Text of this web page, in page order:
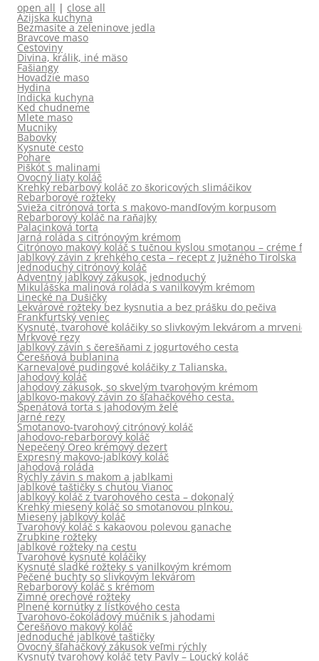
open all | close all
Azijska kuchyna
Bezmasite a zeleninove jedla
Bravcove maso
Cestoviny
Divina, králik, iné mäso
Fašiangy
Hovadzie maso
Hydina
Indicka kuchyna
Ked chudneme
Mlete maso
Mucniky
Babovky
Kysnute cesto
Pohare
Piškót s malinami
Ovocný liaty koláč
Krehký rebarbový koláč zo škoricových slimáčikov
Rebarborové rožteky
Svieža citrónová torta s makovo-mandľovým korpusom
Rebarborový koláč na raňajky
Palacinková torta
Jarná roláda s citrónovým krémom
Citrónovo makový koláč s tučnou kyslou smotanou – créme
Jablkový závin z krehkého cesta – recept z Južného Tirolska
Jednoduchý citrónový koláč
Adventný jablkový zákusok, jednoduchý
Mikulášska malinová roláda s vanilkovým krémom
Linecké na Dušičky
Lekvárové rožteky bez kysnutia a bez prášku do pečiva
Frankfurtský veniec
Kysnuté, tvarohové koláčiky so slivkovým lekvárom a
Mrkvové rezy
Jablkový závin s čerešňami z jogurtového cesta
Čerešňová bublanina
Karnevalové pudingové koláčiky z Talianska.
Jahodový koláč
Jahodový zákusok, so skvelým tvarohovým krémom
Jablkovo-makový závin zo šľahačkového cesta.
Špenátová torta s jahodovým želé
Jarné rezy
Smotanovo-tvarohový citrónový koláč
Jahodovo-rebarborový koláč
Nepečený Oreo krémový dezert
Expresný makovo-jablkový koláč
Jahodová roláda
Rýchly závin s makom a jablkami
Jablkové taštičky s chuťou Vianoc
Jablkový koláč z tvarohového cesta – dokonalý
Krehký miesený koláč so smotanovou plnkou.
Miesený jablkový koláč
Tvarohový koláč s kakaovou polevou ganache
Zrubkine rožteky
Jablkové rožteky na cestu
Tvarohové kysnuté koláčiky
Kysnuté sladké rožteky s vanilkovým krémom
Pečené buchty so slivkovým lekvárom
Rebarborový koláč s krémom
Zimné orechové rožteky
Plnené kornútky z lístkového cesta
Tvarohovo-čokoládový múčnik s jahodami
Čerešňovo makový koláč
Jednoduché jablkové taštičky
Ovocný šľahačkový zákusok veľmi rýchly
Kysnutý tvarohový koláč tety Pavly – Loucký koláč